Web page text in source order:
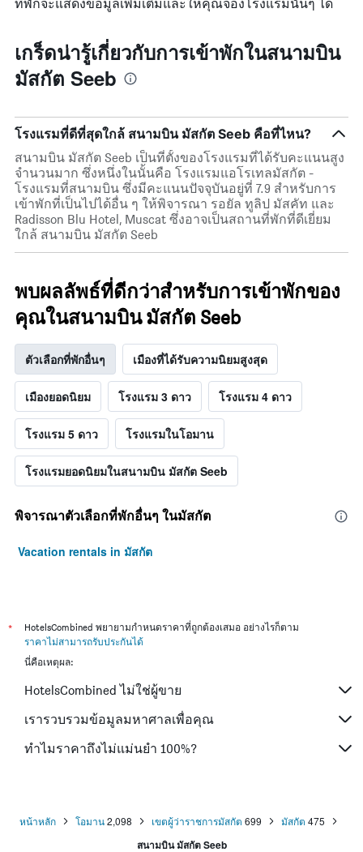
เกร็ดน่ารู้เกี่ยวกับการเข้าพักในสนามบิน
มัสกัต Seeb
โรงแรมที่ดีที่สุดใกล้ สนามบิน มัสกัต Seeb คือที่ไหน?
สนามบิน มัสกัต Seeb เป็นที่ตั้งของโรงแรมที่ได้รับคะแนนสูง
จำนวนมาก ซึ่งหนึ่งในนั้นคือ โรงแรมแอโรเทลมัสกัต -
โรงแรมที่สนามบิน ซึ่งมีคะแนนปัจจุบันอยู่ที่ 7.9 สำหรับการ
เข้าพักที่เป็นไปได้อื่น ๆ ให้พิจารณา รอยัล ทูลิป มัสคัท และ
Radisson Blu Hotel, Muscat ซึ่งอาจเป็นสถานที่พักที่ดีเยี่ยม
ใกล้ สนามบิน มัสกัต Seeb
พบผลลัพธ์ที่ดีกว่าสำหรับการเข้าพักของ
คุณในสนามบิน มัสกัต Seeb
ตัวเลือกที่พักอื่นๆ เมืองที่ได้รับความนิยมสูงสุด
เมืองยอดนิยม โรงแรม 3 ดาว โรงแรม 4 ดาว
โรงแรม 5 ดาว โรงแรมในโอมาน
โรงแรมยอดนิยมในสนามบิน มัสกัต Seeb
พิจารณาตัวเลือกที่พักอื่นๆ ในมัสกัต
Vacation rentals in มัสกัต
*
HotelsCombined พยายามกำหนดราคาที่ถูกต้องเสมอ อย่างไรก็ตาม
ราคาไม่สามารถรับประกันได้
นี่คือเหตุผล:
HotelsCombined ไม่ใช่ผู้ขาย
เรารวบรวมข้อมูลมหาศาลเพื่อคุณ
ทำไมราคาถึงไม่แม่นยำ 100%?
หน้าหลัก โอมาน 2,098 เขตผู้ว่าราชการมัสกัต 699 มัสกัต 475
สนามบิน มัสกัต Seeb